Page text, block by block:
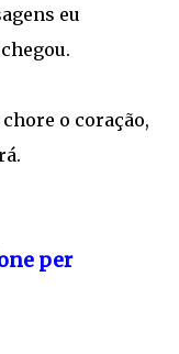
eu
o coração,
per